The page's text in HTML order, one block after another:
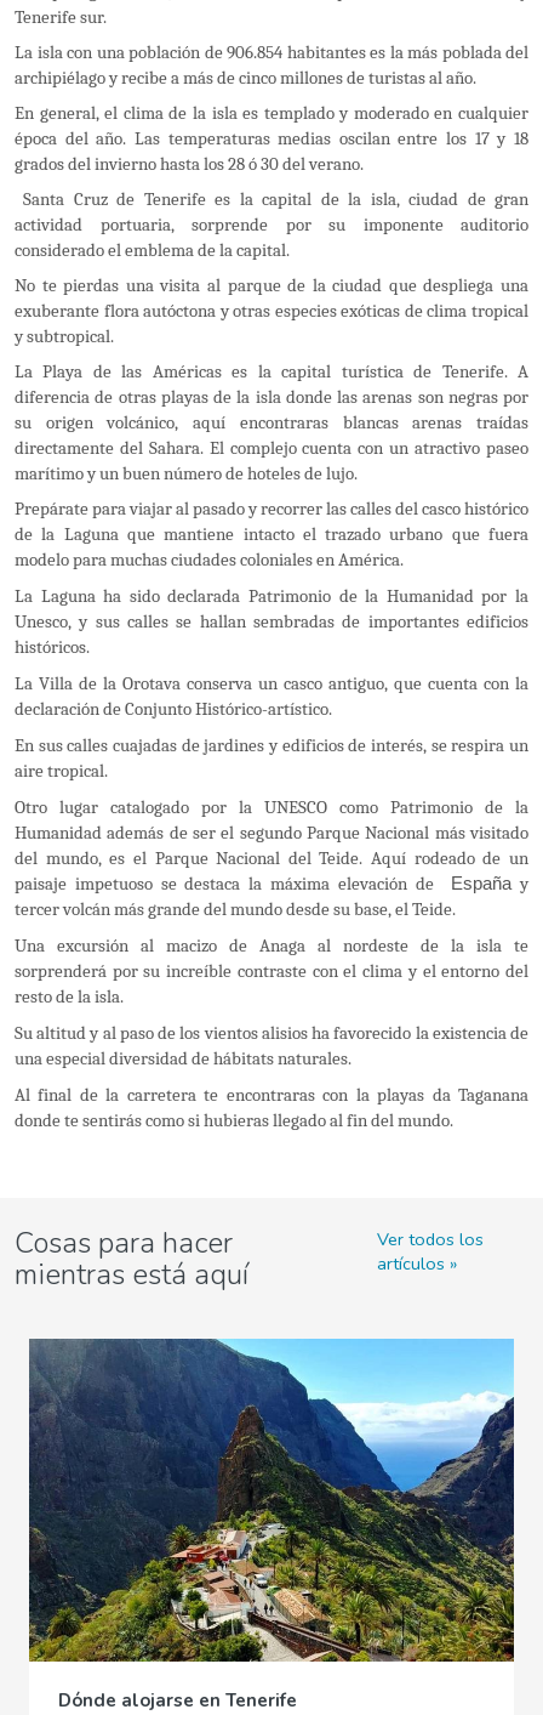
Tenerife sur.
La isla con una población de 906.854 habitantes es la más poblada del
archipiélago y recibe a más de cinco millones de turistas al año.
En general, el clima de la isla es templado y moderado en cualquier
época del año. Las temperaturas medias oscilan entre los 17 y 18
grados del invierno hasta los 28 ó 30 del verano.
Santa Cruz de Tenerifees la capital de la isla, ciudad de gran
actividad portuaria, sorprende por su imponente auditorio
considerado el emblema de la capital.
No te pierdas una visita al parque de la ciudad que despliega una
exuberante flora autóctona y otras especies exóticas de clima tropical
y subtropical.
La Playa de las Américas es la capital turística de Tenerife. A
diferencia de otras playas de la isla donde las arenas son negras por
su origen volcánico, aquí encontraras blancas arenas traídas
directamente del Sahara. El complejo cuenta con un atractivo paseo
marítimo y un buen número de hoteles de lujo.
Prepárate para viajar al pasadoy recorrer las calles del casco histórico
de la Laguna que mantiene intacto el trazado urbano que fuera
modelo para muchas ciudades coloniales en América.
La Laguna ha sido declarada Patrimonio de la Humanidad por la
Unesco, y sus calles se hallan sembradas de importantes edificios
históricos.
La Villa de la Orotava conserva un casco antiguo, que cuenta con la
declaración de Conjunto Histórico-artístico.
En sus calles cuajadas de jardines y edificios de interés, se respira un
aire tropical.
Otro lugar catalogado por la UNESCO como Patrimonio de la
Humanidad además de ser el segundo Parque Nacional más visitado
del mundo, es el Parque Nacional del Teide.Aquí rodeado de un
paisaje impetuoso se destaca la máxima elevación de
Españay
tercer volcán más grande del mundo desde su base, el Teide.
Una excursión al macizo de Anaga al nordeste de la isla te
sorprenderá por su increíble contraste con el clima y el entorno del
resto de la isla.
Su altitud y al paso de los vientos alisiosha favorecido la existencia de
una especial diversidad de hábitats naturales.
Al final de la carretera te encontraras con la playas da Taganana
donde te sentirás como si hubieras llegado al fin del mundo.
Cosas para hacer
mientras está aquí
Ver todos los
artículos
Dónde alojarse en Tenerife